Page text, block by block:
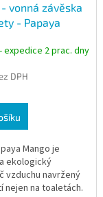
- vonná závěska
- Papaya
expedice 2 prac. dny
DPH
Mango je
ekologický
vzduchu navržený
nejen na toaletách.